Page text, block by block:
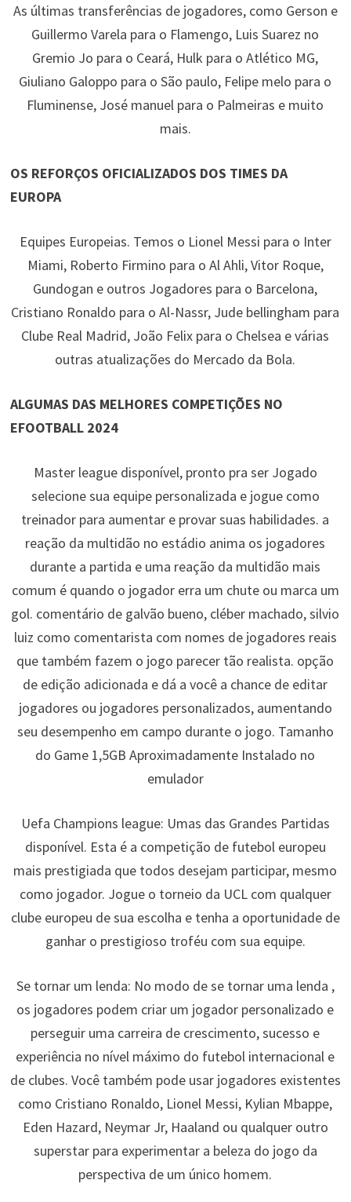
As últimas transferências de jogadores, como Gerson e
Guillermo Varela para o Flamengo, Luis Suarez no
Gremio Jo para o Ceará, Hulk para o Atlético MG,
Giuliano Galoppo para o São paulo, Felipe melo para o
Fluminense, José manuel para o Palmeiras e muito
mais.
OS REFORÇOS OFICIALIZADOS DOS TIMES DA
EUROPA
Equipes Europeias. Temos o Lionel Messi para o Inter
Miami, Roberto Firmino para o Al Ahli, Vitor Roque,
Gundogan e outros Jogadores para o Barcelona,
Cristiano Ronaldo para o Al-Nassr, Jude bellingham para
Clube Real Madrid, João Felix para o Chelsea e várias
outras atualizações do Mercado da Bola.
ALGUMAS DAS MELHORES COMPETIÇÕES NO
EFOOTBALL 2024
Master league disponível, pronto pra ser Jogado
selecione sua equipe personalizada e jogue como
treinador para aumentar e provar suas habilidades. a
reação da multidão no estádio anima os jogadores
durante a partida e uma reação da multidão mais
comum é quando o jogador erra um chute ou marca um
gol. comentário de galvão bueno, cléber machado, silvio
luiz como comentarista com nomes de jogadores reais
que também fazem o jogo parecer tão realista. opção
de edição adicionada e dá a você a chance de editar
jogadores ou jogadores personalizados, aumentando
seu desempenho em campo durante o jogo. Tamanho
do Game 1,5GB Aproximadamente Instalado no
emulador
Uefa Champions league: Umas das Grandes Partidas
disponível. Esta é a competição de futebol europeu
mais prestigiada que todos desejam participar, mesmo
como jogador. Jogue o torneio da UCL com qualquer
clube europeu de sua escolha e tenha a oportunidade de
ganhar o prestigioso troféu com sua equipe.
Se tornar um lenda: No modo de se tornar uma lenda ,
os jogadores podem criar um jogador personalizado e
perseguir uma carreira de crescimento, sucesso e
experiência no nível máximo do futebol internacional e
de clubes. Você também pode usar jogadores existentes
como Cristiano Ronaldo, Lionel Messi, Kylian Mbappe,
Eden Hazard, Neymar Jr, Haaland ou qualquer outro
superstar para experimentar a beleza do jogo da
perspectiva de um único homem.